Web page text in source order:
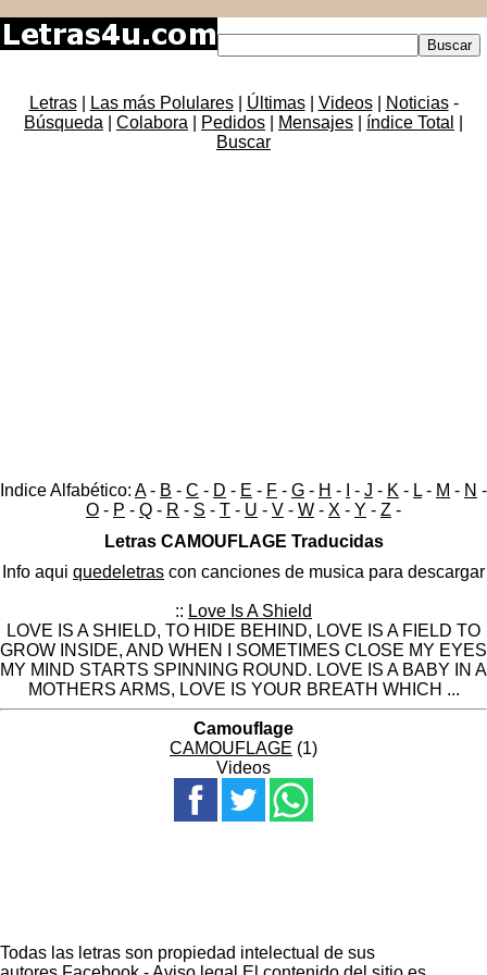
Letras| Las más Polulares| Últimas| Videos| Noticias-
Búsqueda
Colabora Pedidos Mensajes índice Total
Buscar
Indice Alfabético: A- B - C - D - E - F - G - H - - J - K - L - M - N -
O - P - Q - R - S - T - U - V - W - X - Y - Z -
Letras CAMOUFLAGE Traducidas
Info aqui quedeletras con canciones de musica para descargar
:: Love Is A Shield
LOVE IS A SHIELD, TO HIDE BEHIND, LOVE IS A FIELD TO
GROW INSIDE, AND WHEN I SOMETIMES CLOSE MY EYES
MY MIND STARTS SPINNING ROUND. LOVE IS A BABY IN A
MOTHERS ARMS, LOVE IS YOUR BREATH WHICH ...
Camouflage
CAMOUFLAGE (1)
Videos
Todas las letras son propiedad intelectual de sus